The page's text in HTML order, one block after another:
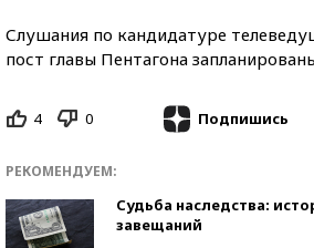
Слушания по кандидатуре
пост главы Пентагона
4 0 Подпишись
РЕКОМЕНДУЕМ:
Судьба наследства:
завещаний